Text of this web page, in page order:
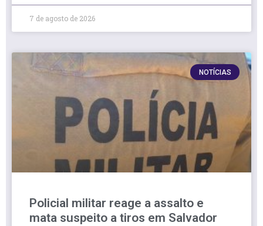
7 de agosto de 2026
NOTÍCIAS
Policial militar reage a assalto e
mata suspeito a tiros em Salvador